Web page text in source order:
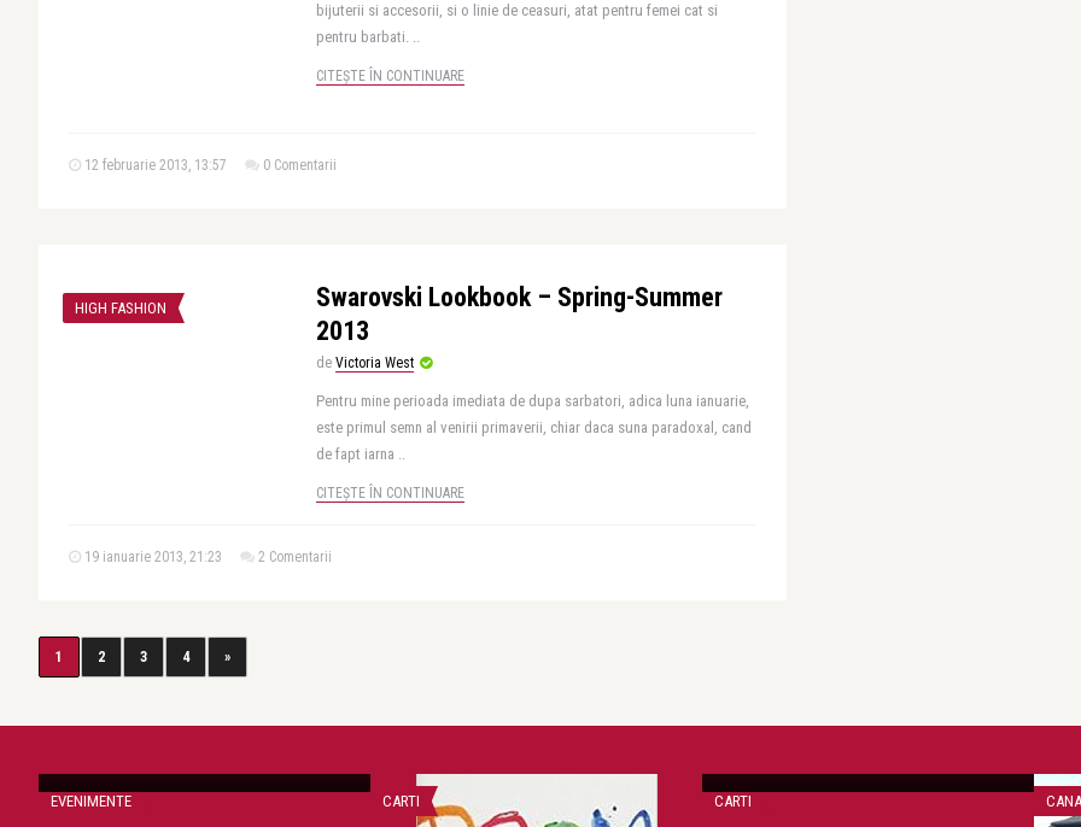
bijuterii si accesorii, si o linie de ceasuri, atat pentru femei cat si
pentru barbati. ..
CITEȘTE ÎN CONTINUARE
12 februarie 2013, 13:57 0 Comentarii
HIGH FASHION
Swarovski Lookbook – Spring-Summer
2013
de Victoria West
Pentru mine perioada imediata de dupa sarbatori, adica luna ianuarie,
este primul semn al venirii primaverii, chiar daca suna paradoxal, cand
de fapt iarna ..
CITEȘTE ÎN CONTINUARE
19 ianuarie 2013, 21:23 2 Comentarii
1 2 3 4 »
EVENIMENTE CARTI CARTI